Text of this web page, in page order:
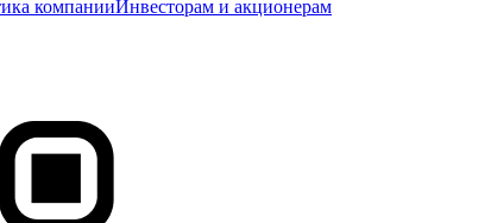
компанииИнвесторам и акционерам